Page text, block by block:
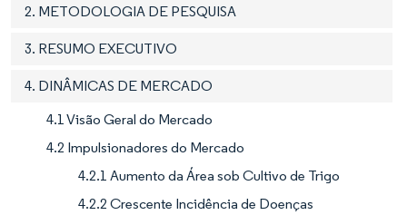
2. METODOLOGIA DE PESQUISA
3. RESUMO EXECUTIVO
4. DINÂMICAS DE MERCADO
4.1 Visão Geral do Mercado
4.2 Impulsionadores do Mercado
4.2.1 Aumento da Área sob Cultivo de Trigo
4.2.2 Crescente Incidência de Doenças